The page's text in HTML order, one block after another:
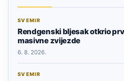
SVEMIR
Rendgenski bljesak otkrio
masivne zvijezde
6. 8. 2026.
SVEMIR